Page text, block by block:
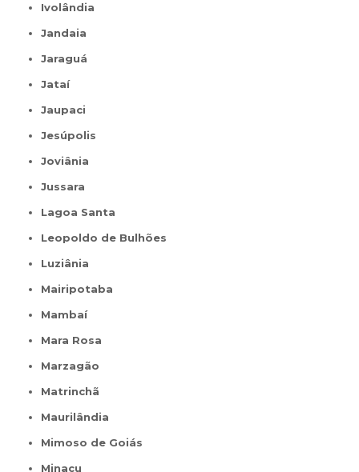
Ivolândia
Jandaia
Jaraguá
Jataí
Jaupaci
Jesúpolis
Joviânia
Jussara
Lagoa Santa
Leopoldo de Bulhões
Luziânia
Mairipotaba
Mambaí
Mara Rosa
Marzagão
Matrinchã
Maurilândia
Mimoso de Goiás
Minaçu